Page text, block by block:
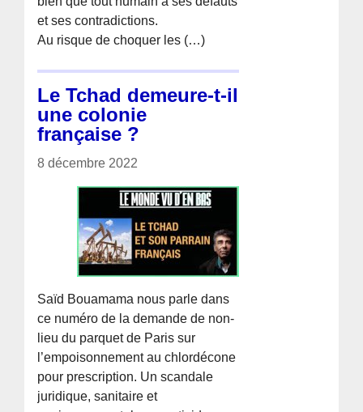
et ses contradictions.
Au risque de choquer les (…)
Le Tchad demeure-t-il
une colonie
française ?
8 décembre 2022
Saïd Bouamama nous parle dans
ce numéro de la demande de non-
lieu du parquet de Paris sur
l’empoisonnement au chlordécone
pour prescription. Un scandale
juridique, sanitaire et